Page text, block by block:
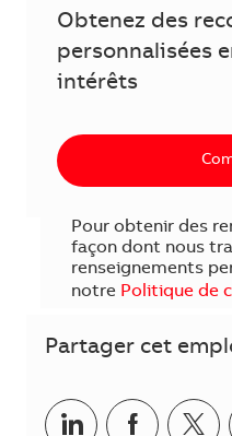
Obtenez des
personnalisées
intérêts
Pour obtenir des
façon dont nous
renseignements
notre Politique de
Partager cet
Partager sur